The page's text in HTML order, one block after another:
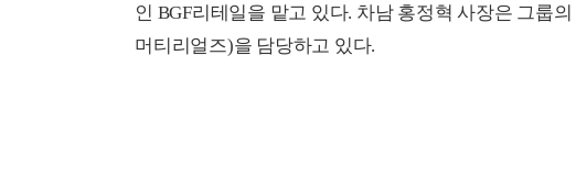
인 BGF리테일을 맡고 있다. 차남 홍정혁 사장은 그룹
머티리얼즈)을 담당하고 있다.